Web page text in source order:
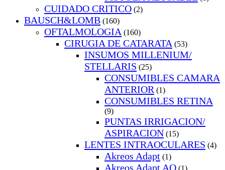
CUIDADO CRITICO (2)
BAUSCH&LOMB (160)
OFTALMOLOGIA (160)
CIRUGIA DE CATARATA (53)
INSUMOS MILLENIUM/
STELLARIS (25)
CONSUMIBLES CAMARA
ANTERIOR (1)
CONSUMIBLES RETINA
(9)
PUNTAS IRRIGACION/
ASPIRACION (15)
LENTES INTRAOCULARES (4)
Akreos Adapt (1)
Akreos Adapt AO